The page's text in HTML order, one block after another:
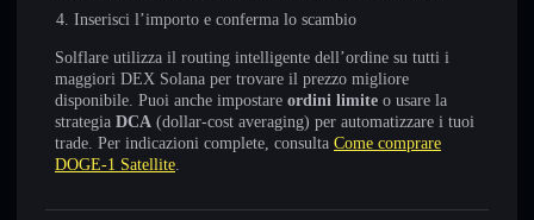
Inserisci l’importo e conferma lo scambio
Solflare utilizza il routing intelligente dell’ordine su tutti i
maggiori DEX Solana per trovare il prezzo migliore
disponibile. Puoi anche impostare ordini limite o usare la
strategia DCA (dollar-cost averaging) per automatizzare i tuoi
trade. Per indicazioni complete, consulta Come comprare
DOGE-1 Satellite.